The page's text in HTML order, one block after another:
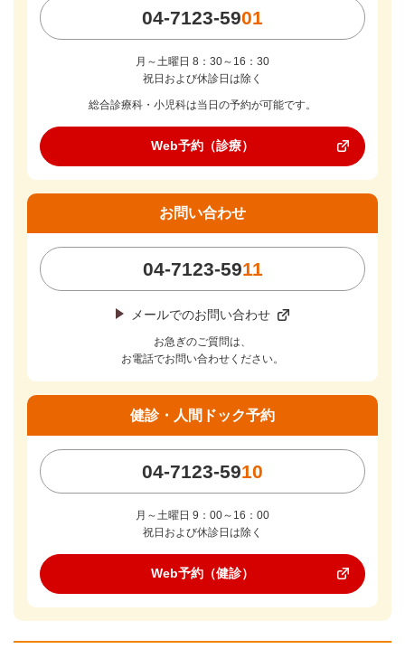
04-7123-5901
月～土曜日 8：30～16：30
祝日および休診日は除く
総合診療科・小児科は当日の予約が可能です。
Web予約（診療）
お問い合わせ
04-7123-5911
メールでのお問い合わせ
お急ぎのご質問は、
お電話でお問い合わせください。
健診・人間ドック予約
04-7123-5910
月～土曜日 9：00～16：00
祝日および休診日は除く
Web予約（健診）